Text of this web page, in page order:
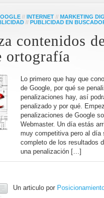
// INTERNET // MARKETING
// PUBLICIDAD EN
contenidos
ortografía
Lo primero que hay que
de Google, por qué se
penalizaciones hay, así
penalizado y por qué.
penalizaciones de Google
Webmaster. Un día estás
muy competitiva pero al día
completo de los resultados
una penalización […]
Un articulo por